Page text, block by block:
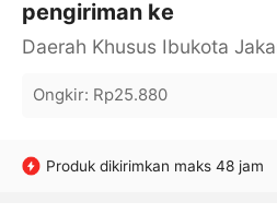
pengiriman ke
Ongkir: Rp25.880
Produk dikirimkan maks 48 jam